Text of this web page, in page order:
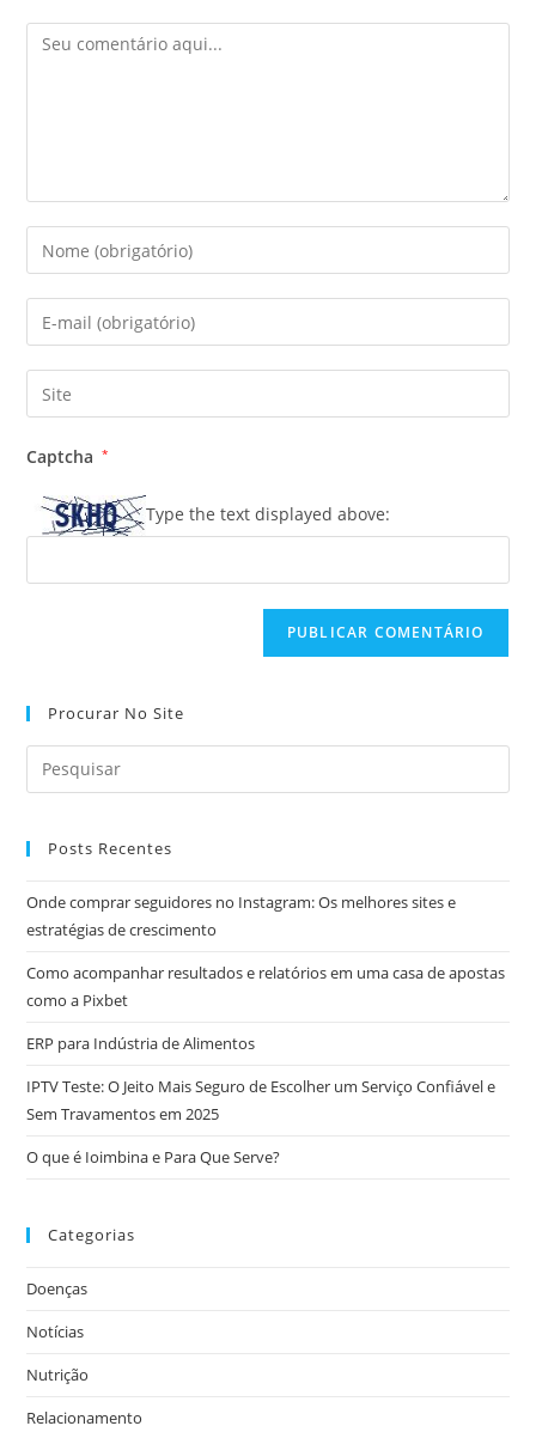
Comentário
Digite
seu
nome
ou
de
usuário
para
Digite
seu
endereço
de
mail
para
comentar
Digite
o
seu
site
Captcha *
Type the text displayed above:
Procurar No Site
Posts Recentes
Onde comprar seguidores no Instagram: Os melhores sites e
estratégias de crescimento
Como acompanhar resultados e relatórios em uma casa de apostas
como a Pixbet
ERP para Indústria de Alimentos
IPTV Teste: O Jeito Mais Seguro de Escolher um Serviço Confiável e
Sem Travamentos em 2025
O que é Ioimbina e Para Que Serve?
Categorias
Doenças
Notícias
Nutrição
Relacionamento